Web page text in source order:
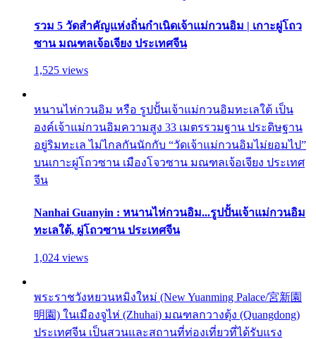
รวม 5 วัดสำคัญแห่งถิ่นกำเนิดเจ้าแม่กวนอิม | เกาะผู่โถว
ซาน มณฑลเจ้อเจียง ประเทศจีน
1,525 views
หนานไห่กวนอิม หรือ รูปปั้นเจ้าแม่กวนอิมทะเลใต้ เป็น
องค์เจ้าแม่กวนอิมความสูง 33 เมตรรวมฐาน ประดิษฐาน
อยู่ริมทะเล ไม่ไกลกันนักกับ “วัดเจ้าแม่กวนอิมไม่ยอมไป”
บนเกาะผู่โถวซาน เมืองโจวซาน มณฑลเจ้อเจียง ประเทศ
จีน
Nanhai Guanyin : หนานไห่กวนอิม...รูปปั้นเจ้าแม่กวนอิม
ทะเลใต้, ผู่โถวซาน ประเทศจีน
1,024 views
พระราชวังหยวนหมิงใหม่ (New Yuanming Palace/宮新園
明園) ในเมืองจูไห่ (Zhuhai) มณฑลกวางตุ้ง (Quangdong)
ประเทศจีน เป็นสวนและสถานที่ท่องเที่ยวที่ได้รับแรง